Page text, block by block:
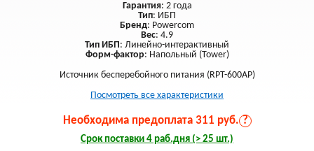
Гарантия: 2 года
Тип: ИБП
Бренд: Powercom
Вес: 4.9
Тип ИБП: Линейно-интерактивный
Форм-фактор: Напольный (Tower)
Источник бесперебойного питания (RPT-600AP)
Посмотреть все характеристики
Необходима предоплата 311 руб. ?
Срок поставки 4 раб.дня (> 25 шт.)